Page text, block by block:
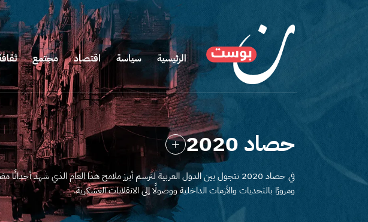
الرئيسية سياسة اقتصاد مجتمع
حصاد 2020
في حصاد 2020 نتجول بين الدول العربية لنرسم أبرز ملامح هذا العام الذي شهد
ومرورًا بالتحديات والأزمات الداخلية ووصولًا إلى الانقلابات العسكرية.